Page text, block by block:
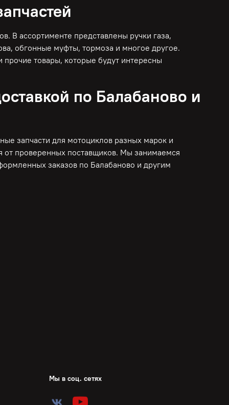
В ассортименте представлены ручки газа,
обгонные муфты, тормоза и многое другое.
товары, которые будут интересны
по Балабаново и
запчасти для мотоциклов разных марок и
от проверенных поставщиков. Мы занимаемся
заказов по Балабаново и другим
Мы в соц. сетях